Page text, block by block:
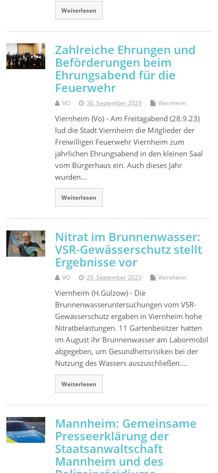
Weiterlesen
Zahlreiche Ehrungen und
Beförderungen beim
Ehrungsabend für die
Feuerwehr
VO 30. September 2023 Viernheim
Viernheim (Vo) - Am Freitagabend (28.9.23)
lud die Stadt Viernheim die Mitglieder der
Freiwilligen Feuerwehr Viernheim zum
jährlichen Ehrungsabend in den kleinen Saal
vom Bürgerhaus ein. Auch dieses Jahr
wurden…
Weiterlesen
Nitrat im Brunnenwasser:
VSR-Gewässerschutz stellt
Ergebnisse vor
VO 29. September 2023 Viernheim
Viernheim (H.Gülzow) - Die
Brunnenwasseruntersuchungen vom VSR-
Gewässerschutz ergaben in Viernheim hohe
Nitratbelastungen. 11 Gartenbesitzer hatten
im August ihr Brunnenwasser am Labormobil
abgegeben, um Gesundheitsrisiken bei der
Nutzung des Wassers auszuschließen.…
Weiterlesen
Mannheim: Gemeinsame
Presseerklärung der
Staatsanwaltschaft
Mannheim und des